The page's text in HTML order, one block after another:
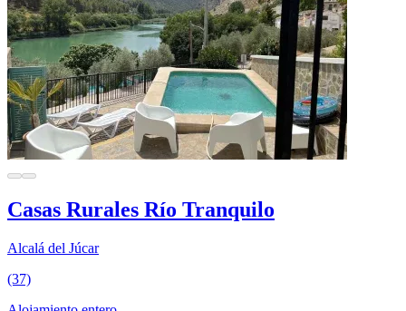
Casas Rurales Río Tranquilo
Alcalá del Júcar
(37)